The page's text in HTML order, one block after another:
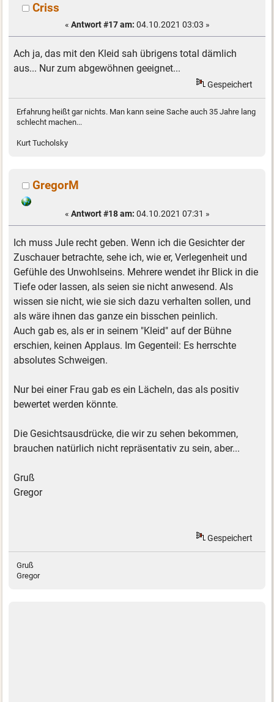
Criss
« Antwort #17 am: 04.10.2021 03:03 »
Ach ja, das mit den Kleid sah übrigens total dämlich
aus... Nur zum abgewöhnen geeignet...
Gespeichert
Erfahrung heißt gar nichts. Man kann seine Sache auch 35 Jahre lang
schlecht machen...
Kurt Tucholsky
GregorM
« Antwort #18 am: 04.10.2021 07:31 »
Ich muss Jule recht geben. Wenn ich die Gesichter der
Zuschauer betrachte, sehe ich, wie er, Verlegenheit und
Gefühle des Unwohlseins. Mehrere wendet ihr Blick in die
Tiefe oder lassen, als seien sie nicht anwesend. Als
wissen sie nicht, wie sie sich dazu verhalten sollen, und
als wäre ihnen das ganze ein bisschen peinlich.
Auch gab es, als er in seinem "Kleid" auf der Bühne
erschien, keinen Applaus. Im Gegenteil: Es herrschte
absolutes Schweigen.
Nur bei einer Frau gab es ein Lächeln, das als positiv
bewertet werden könnte.
Die Gesichtsausdrücke, die wir zu sehen bekommen,
brauchen natürlich nicht repräsentativ zu sein, aber...
Gruß
Gregor
Gespeichert
Gruß
Gregor